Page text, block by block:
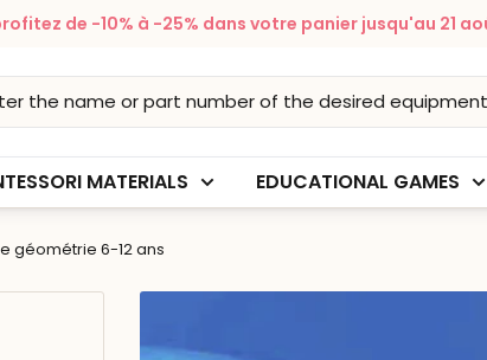
de -10% à -25% dans votre panier jusqu'au 21
MATERIALS EDUCATIONAL GAMES
géométrie 6-12 ans